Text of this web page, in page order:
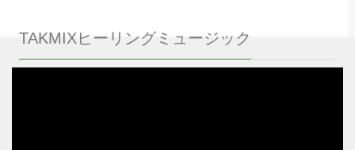
TAKMIXヒーリングミュージック